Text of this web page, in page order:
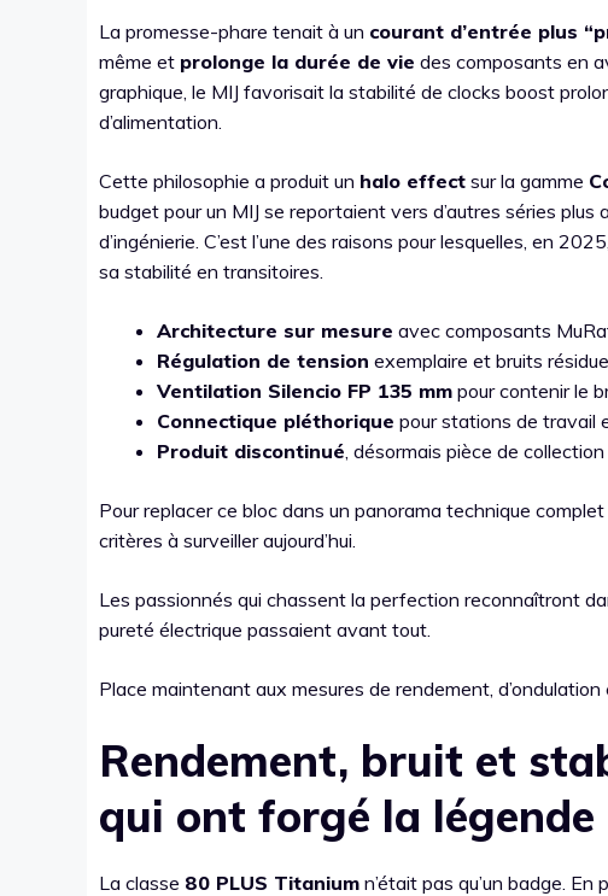
La promesse-phare tenait à un courant d’entrée plus
même et prolonge la durée de vie des composants en
graphique, le MIJ favorisait la stabilité de clocks boost
d’alimentation.
Cette philosophie a produit un halo effect sur la gamme
budget pour un MIJ se reportaient vers d’autres séries
d’ingénierie. C’est l’une des raisons pour lesquelles, en
sa stabilité en transitoires.
Architecture sur mesure avec composants
Régulation de tension exemplaire et bruits
Ventilation Silencio FP 135 mm pour contenir le
Connectique pléthorique pour stations de travail
Produit discontinué , désormais pièce de
Pour replacer ce bloc dans un panorama technique
critères à surveiller aujourd’hui.
Les passionnés qui chassent la perfection reconnaîtront
pureté électrique passaient avant tout.
Place maintenant aux mesures de rendement, d’ondulation
Rendement, bruit et
qui ont forgé la légende
La classe 80 PLUS Titanium n’était pas qu’un badge. En